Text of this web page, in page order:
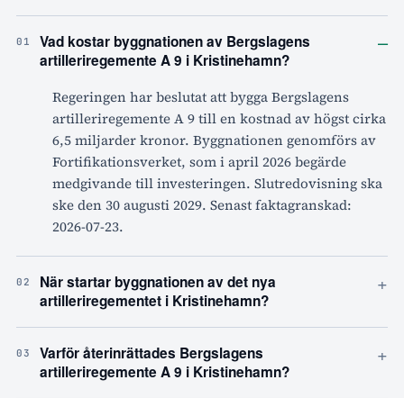
01
Vad kostar byggnationen av Bergslagens
artilleriregemente A 9 i Kristinehamn?
–
Regeringen har beslutat att bygga Bergslagens
artilleriregemente A 9 till en kostnad av högst cirka
6,5 miljarder kronor. Byggnationen genomförs av
Fortifikationsverket, som i april 2026 begärde
medgivande till investeringen. Slutredovisning ska
ske den 30 augusti 2029. Senast faktagranskad:
2026-07-23.
02
När startar byggnationen av det nya
artilleriregementet i Kristinehamn?
+
03
Varför återinrättades Bergslagens
artilleriregemente A 9 i Kristinehamn?
+